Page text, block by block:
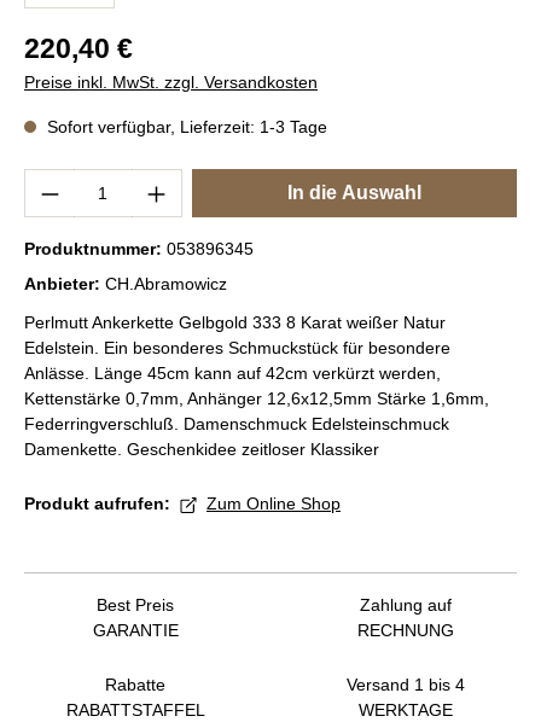
Regulärer Preis:
220,40 €
Preise inkl. MwSt. zzgl. Versandkosten
Sofort verfügbar, Lieferzeit: 1-3 Tage
Produkt Anzahl: Gib den gewünschten
In die Auswahl
Produktnummer: 053896345
Anbieter: CH.Abramowicz
Perlmutt Ankerkette Gelbgold 333 8 Karat weißer Natur
Edelstein. Ein besonderes Schmuckstück für besondere
Anlässe. Länge 45cm kann auf 42cm verkürzt werden,
Kettenstärke 0,7mm, Anhänger 12,6x12,5mm Stärke 1,6mm,
Federringverschluß. Damenschmuck Edelsteinschmuck
Damenkette. Geschenkidee zeitloser Klassiker
Produkt aufrufen: Zum Online Shop
Best Preis
GARANTIE
Zahlung auf
RECHNUNG
Rabatte
RABATTSTAFFEL
Versand 1 bis 4
WERKTAGE